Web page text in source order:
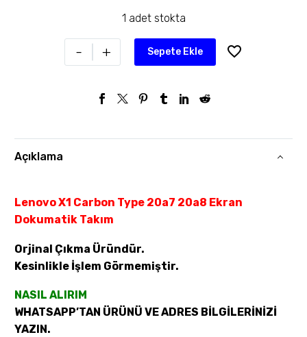
1 adet stokta
- + Sepete Ekle
Açıklama
Lenovo X1 Carbon Type 20a7 20a8 Ekran
Dokumatik Takım
Orjinal Çıkma Üründür.
Kesinlikle İşlem Görmemiştir.
NASIL ALIRIM
WHATSAPP’TAN ÜRÜNÜ VE ADRES BİLGİLERİNİZİ
YAZIN.